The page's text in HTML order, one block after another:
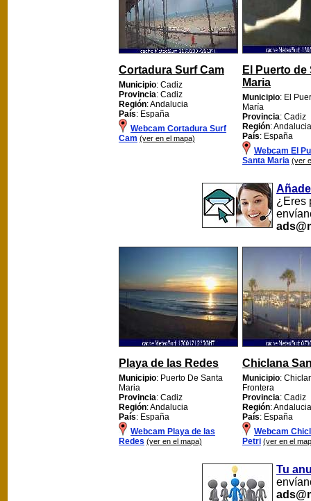
Cortadura Surf Cam
Municipio: Cadiz
Provincia: Cadiz
Región: Andalucia
País: España
Webcam Cortadura Surf
Cam (ver en el mapa)
El Puerto de
Maria
Municipio: El
María
Provincia: Cadiz
Región: Andalucia
País: España
Webcam El
Santa Maria (ver
¿Eres
Playa de las Redes
Municipio: Puerto De Santa
Maria
Provincia: Cadiz
Región: Andalucia
País: España
Webcam Playa de las
Redes (ver en el mapa)
Chiclana
Municipio:
Frontera
Provincia: Cadiz
Región: Andalucia
País: España
Webcam
Petri (ver en el
Tu